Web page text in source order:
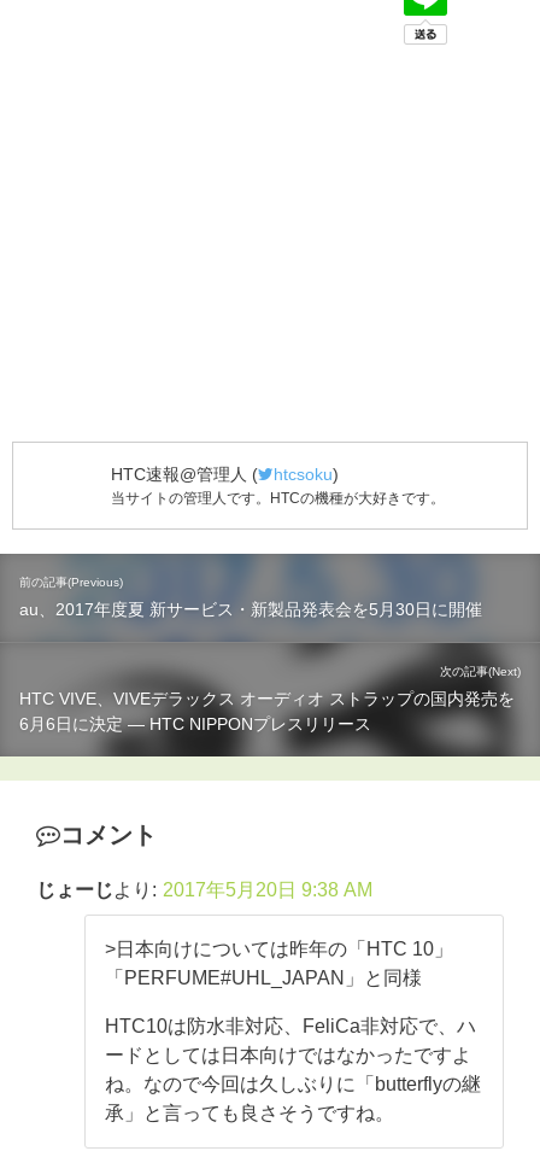
HTC速報@管理人 ( htcsoku)
当サイトの管理人です。HTCの機種が大好きです。
前の記事(Previous)
au、2017年度夏 新サービス・新製品発表会を5月30日に開催
次の記事(Next)
HTC VIVE、VIVEデラックス オーディオ ストラップの国内発売を
6月6日に決定 ― HTC NIPPONプレスリリース
コメント
じょーじより: 2017年5月20日 9:38 AM
>日本向けについては昨年の「HTC 10」
「PERFUME#UHL_JAPAN」と同様
HTC10は防水非対応、FeliCa非対応で、ハ
ードとしては日本向けではなかったですよ
ね。なので今回は久しぶりに「butterflyの継
承」と言っても良さそうですね。